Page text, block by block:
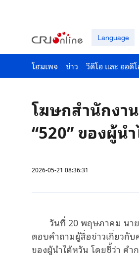
Language
โฮมเพจ ข่าว วีดีโอ และ ออดี
โฆษกสำนักงา
“520” ของผู้น
2026-05-21 08:36:31
วันที่ 20 พฤษภาคม นา
ตอบคำถามผู้สื่อข่าวเกี่ยวกั
ของผู้นำไต้หวัน โดยชี้ว่า คำ